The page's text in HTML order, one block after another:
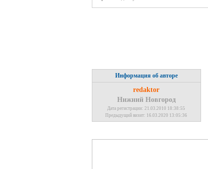
Информация об авторе
redaktor
Нижний Новгород
Дата регистрации: 21.03.2010 18:38:55
Предыдущий визит: 16.03.2020 13:05:36